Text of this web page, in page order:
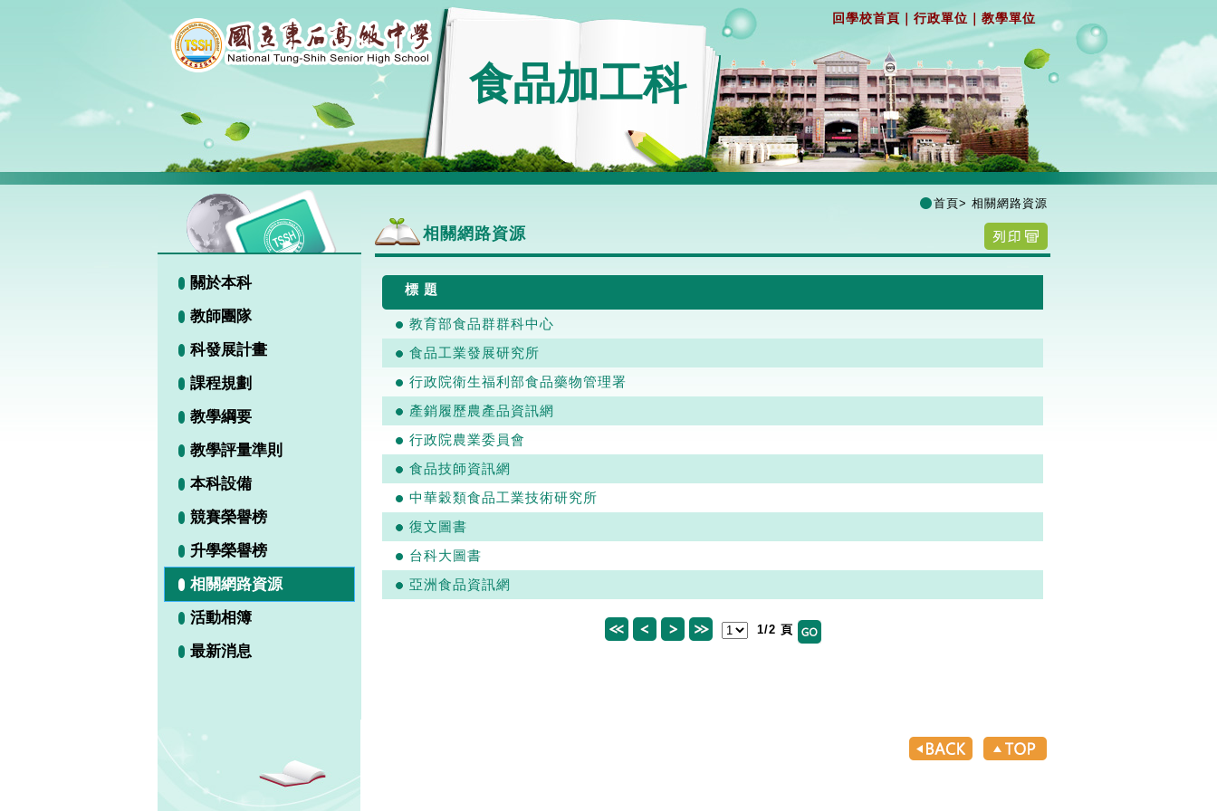
食品加工科
回學校首頁 行政單位 教學單位
關於本科
教師團隊
科發展計畫
課程規劃
教學綱要
教學評量準則
本科設備
競賽榮譽榜
升學榮譽榜
相關網路資源
活動相簿
最新消息
首頁> 相關網路資源
相關網路資源
標 題
教育部食品群群科中心
食品工業發展研究所
行政院衛生福利部食品藥物管理署
產銷履歷農產品資訊網
行政院農業委員會
食品技師資訊網
中華穀類食品工業技術研究所
復文圖書
台科大圖書
亞洲食品資訊網
1/2 頁